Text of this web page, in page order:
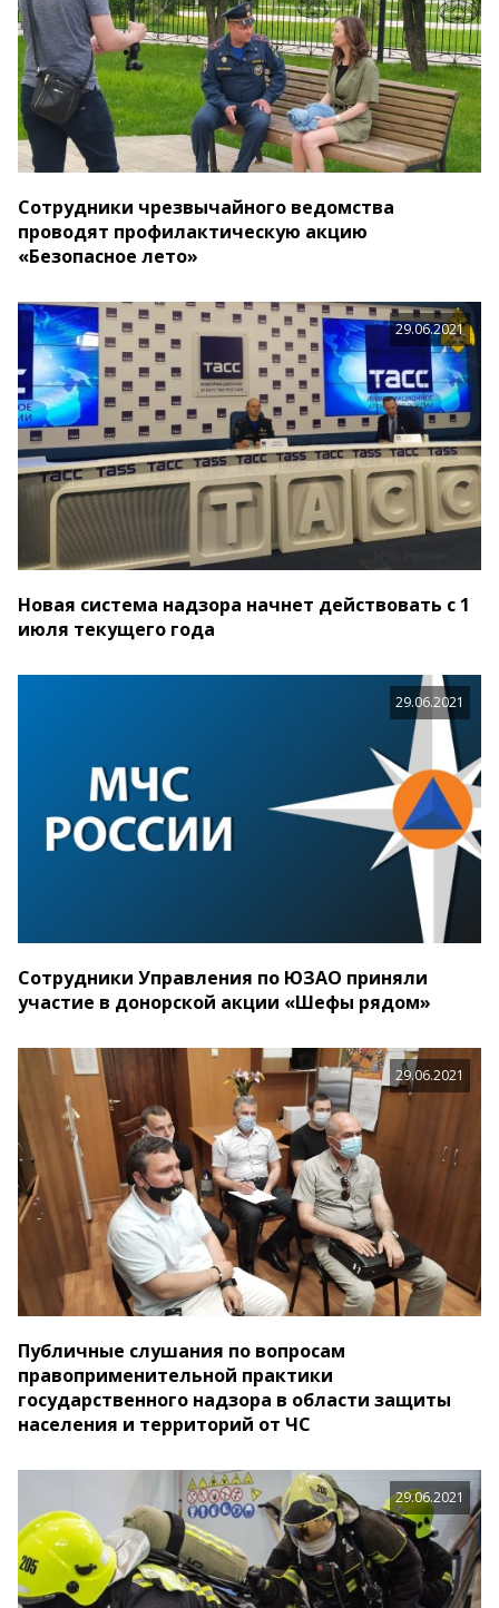
Сотрудники чрезвычайного ведомства
проводят профилактическую акцию
«Безопасное лето»
29.06.2021
Новая система надзора начнет действовать с 1
июля текущего года
29.06.2021
Сотрудники Управления по ЮЗАО приняли
участие в донорской акции «Шефы рядом»
29.06.2021
Публичные слушания по вопросам
правоприменительной практики
государственного надзора в области защиты
населения и территорий от ЧС
29.06.2021